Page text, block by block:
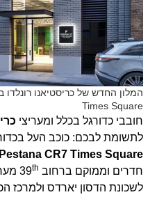
Times Square
חובבי כדורגל בכלל ומעריצי
לתשומת לבכם: כוכב העל
Pestana CR7 Times Square
חדרים וממוקם ברחוב 39th